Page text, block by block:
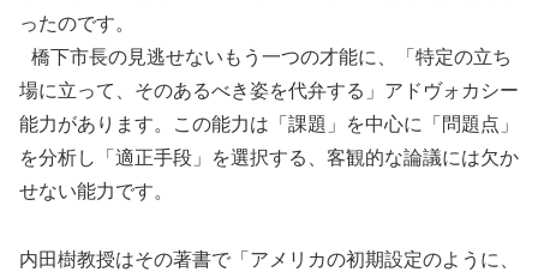
ったのです。
橋下市長の見逃せないもう一つの才能に、「特定の立ち
場に立って、そのあるべき姿を代弁する」アドヴォカシー
能力があります。この能力は「課題」を中心に「問題点」
を分析し「適正手段」を選択する、客観的な論議には欠か
せない能力です。
内田樹教授はその著書で「アメリカの初期設定のように、